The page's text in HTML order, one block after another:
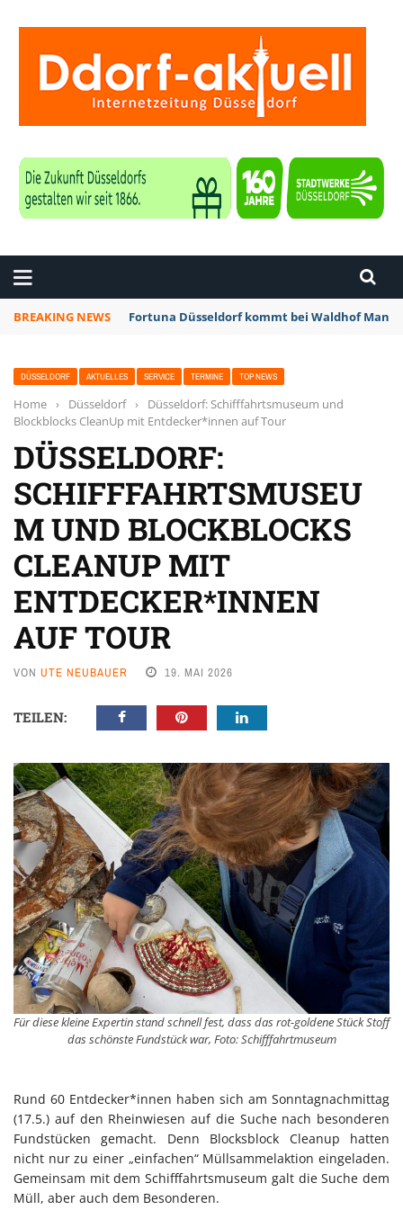
BREAKING NEWS Fortuna Düsseldorf kommt bei Waldhof
DÜSSELDORF AKTUELLES SERVICE TERMINE TOP NEWS
Home › Düsseldorf ›
Düsseldorf: Schifffahrtsmuseum und
Blockblocks CleanUp mit Entdecker*innen auf Tour
DÜSSELDORF:
SCHIFFFAHRTSMUSEU
M UND BLOCKBLOCKS
CLEANUP MIT
ENTDECKER*INNEN
AUF TOUR
VON UTE NEUBAUER 19. MAI 2026
TEILEN:
Für diese kleine Expertin stand schnell fest, dass das rot-goldene Stück Stoff
das schönste Fundstück war, Foto: Schifffahrtmuseum
Rund 60 Entdecker*innen haben sich am Sonntagnachmittag
(17.5.) auf den Rheinwiesen auf die Suche nach besonderen
Fundstücken gemacht. Denn Blocksblock Cleanup hatten
nicht nur zu einer „einfachen“ Müllsammelaktion eingeladen.
Gemeinsam mit dem Schifffahrtsmuseum galt die Suche dem
Müll, aber auch dem Besonderen.